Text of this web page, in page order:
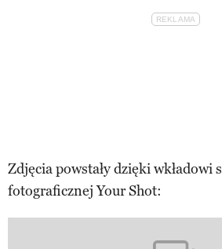
Zdjęcia powstały dzięki wkładowi
fotograficznej Your Shot: